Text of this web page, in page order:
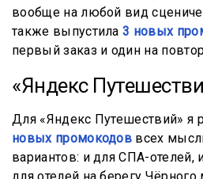
вообще на любой вид
также выпустила3 новых
первый заказ и один на
«Яндекс
Для «Яндекс Путешествий» я
новых промокодов всех
вариантов: и для СПА-отелей,